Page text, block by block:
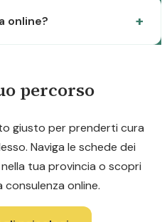
online?
percorso
giusto per prenderti cura
Naviga le schede dei
tua provincia o scopri
consulenza online.